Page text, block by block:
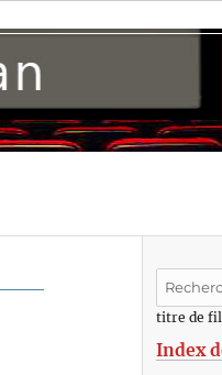
Recherche
:titre de
Index